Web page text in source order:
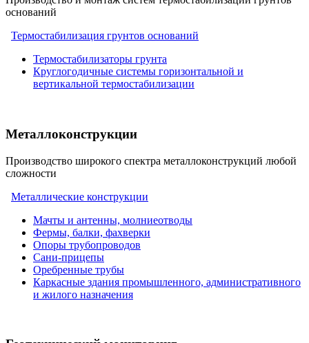
оснований
Термостабилизация грунтов оснований
Термостабилизаторы грунта
Круглогодичные системы горизонтальной и
вертикальной термостабилизации
Металлоконструкции
Производство широкого спектра металлоконструкций любой
сложности
Металлические конструкции
Мачты и антенны, молниеотводы
Фермы, балки, фахверки
Опоры трубопроводов
Сани-прицепы
Оребренные трубы
Каркасные здания промышленного, административного
и жилого назначения